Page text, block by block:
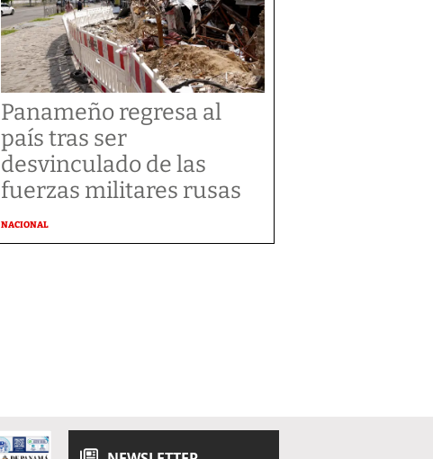
Panameño regresa al
país tras ser
desvinculado de las
fuerzas militares rusas
NACIONAL